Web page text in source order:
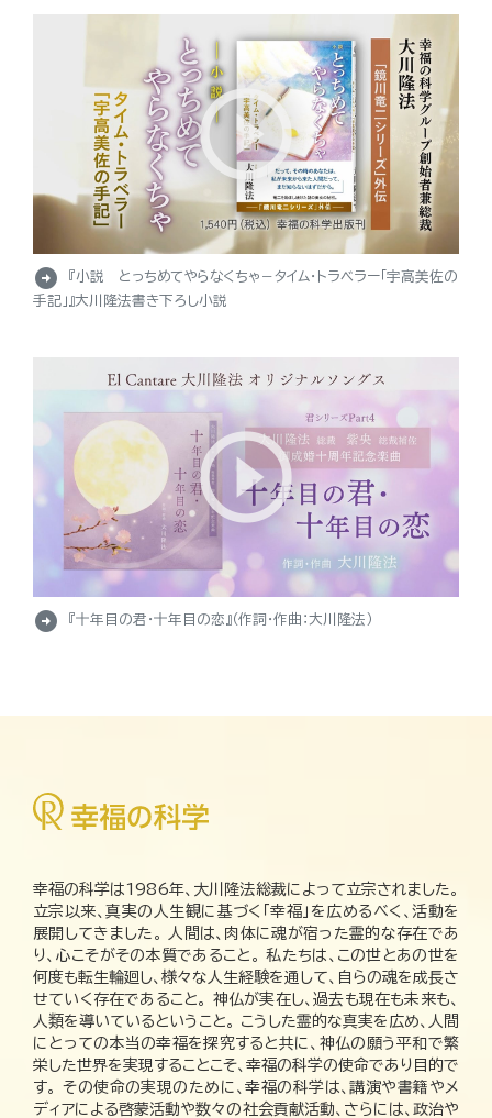
arrow_circle_right
『小説 とっちめてやらなくちゃ－タイム・トラベラー「宇高美佐の
手記」』大川隆法書き下ろし小説
arrow_circle_right 『十年目の君・十年目の恋』（作詞・作曲：大川隆法）
幸福の科学は1986年、大川隆法総裁によって立宗されました。
立宗以来、真実の人生観に基づく「幸福」を広めるべく、活動を
展開してきました。 人間は、肉体に魂が宿った霊的な存在であ
り、心こそがその本質であること。 私たちは、この世とあの世を
何度も転生輪廻し、様々な人生経験を通して、自らの魂を成長さ
せていく存在であること。 神仏が実在し、過去も現在も未来も、
人類を導いているということ。 こうした霊的な真実を広め、人間
にとっての本当の幸福を探究すると共に、神仏の願う平和で繁
栄した世界を実現することこそ、幸福の科学の使命であり目的で
す。 その使命の実現のために、幸福の科学は、講演や書籍やメ
ディアによる啓蒙活動や数々の社会貢献活動、さらには、政治や